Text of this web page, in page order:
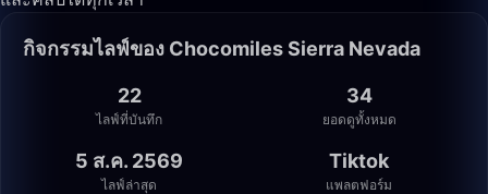
กิจกรรมไลฟ์ของ Chocomiles Sierra Nevada
22
ไลฟ์ที่บันทึก
34
ยอดดูทั้งหมด
5 ส.ค. 2569
ไลฟ์ล่าสุด
Tiktok
แพลตฟอร์ม